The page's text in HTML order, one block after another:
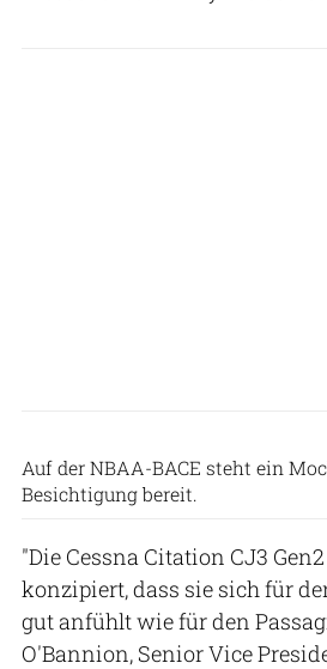
Auf der NBAA-BACE steht ein
Besichtigung bereit.
"Die Cessna Citation CJ3
konzipiert, dass sie sich für
gut anfühlt wie für den
O'Bannion, Senior Vice